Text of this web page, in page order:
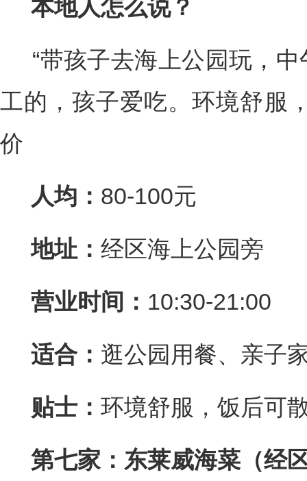
本地人怎么说？
“带孩子去海上公园玩，中
工的，孩子爱吃。环境舒
价
人均： 80-100元
地址： 经区海上公园旁
营业时间： 10:30-21:00
适合： 逛公园用餐、亲子
贴士： 环境舒服，饭后可
第七家：东莱威海菜（经